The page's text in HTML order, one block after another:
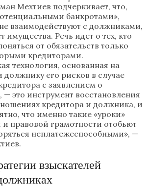
Мехтиев подчеркивает, что,
банкротами»,
взаимодействуют с должниками,
имущества. Речь идет о тех, кто
от обязательств только
кредиторами.
технология, основанная на
должнику его рисков в случае
с заявлением о
— это инструмент восстановления
кредитора и должника, и
что именно такие «уроки»
правовой грамотности отобьют
неплатежеспособными», —
взыскателей